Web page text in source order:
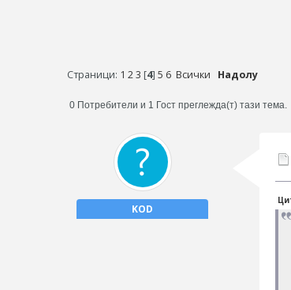
Страници: 1 23 [4] 5 6 Всички Надолу
0 Потребители и 1 Гост преглежда(т) тази тема.
KOD